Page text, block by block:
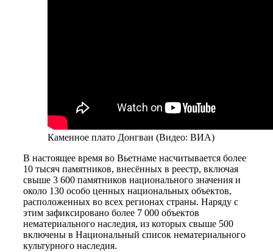
Каменное плато Донгван (Видео: ВИА)
В настоящее время во Вьетнаме насчитывается более
10 тысяч памятников, внесённых в реестр, включая
свыше 3 600 памятников национального значения и
около 130 особо ценных национальных объектов,
расположенных во всех регионах страны. Наряду с
этим зафиксировано более 7 000 объектов
нематериального наследия, из которых свыше 500
включены в Национальный список нематериального
культурного наследия.